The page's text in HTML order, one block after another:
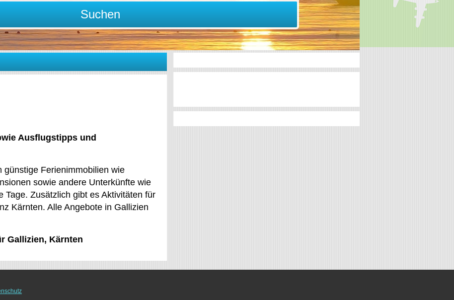
Suchen
Ausflugstipps und
günstige Ferienimmobilien wie
sowie andere Unterkünfte wie
Tage. Zusätzlich gibt es Aktivitäten für
Kärnten. Alle Angebote in Gallizien
Gallizien, Kärnten